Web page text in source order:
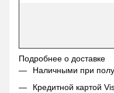
Подробнее о доставке
Наличными при
Кредитной картой